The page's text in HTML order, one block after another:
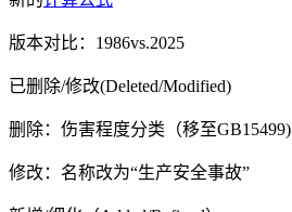
版本对比：1986vs.2025
已删除/修改(Deleted/Modified)
删除：伤害程度分类（移至GB15499)
修改：名称改为“生产安全事故”